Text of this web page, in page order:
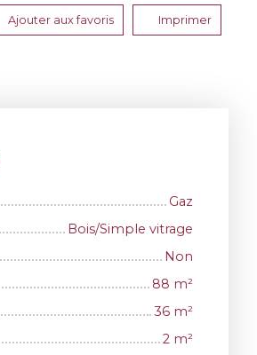
Ajouter aux favoris Imprimer
Gaz
Bois/Simple vitrage
Non
88 m²
36 m²
2 m²